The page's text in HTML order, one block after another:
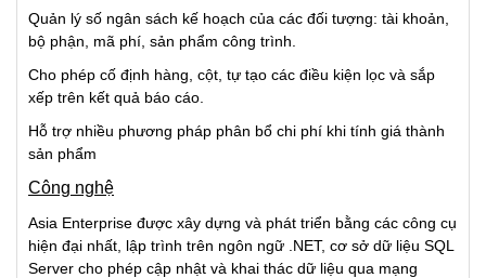
Quản lý số ngân sách kế hoạch của các đối tượng: tài khoản,
bộ phận, mã phí, sản phẩm công trình.
Cho phép cố định hàng, cột, tự tạo các điều kiện lọc và sắp
xếp trên kết quả báo cáo.
Hỗ trợ nhiều phương pháp phân bổ chi phí khi tính giá thành
sản phẩm
Công nghệ
Asia Enterprise được xây dựng và phát triển bằng các công cụ
hiện đại nhất, lập trình trên ngôn ngữ .NET, cơ sở dữ liệu SQL
Server cho phép cập nhật và khai thác dữ liệu qua mạng